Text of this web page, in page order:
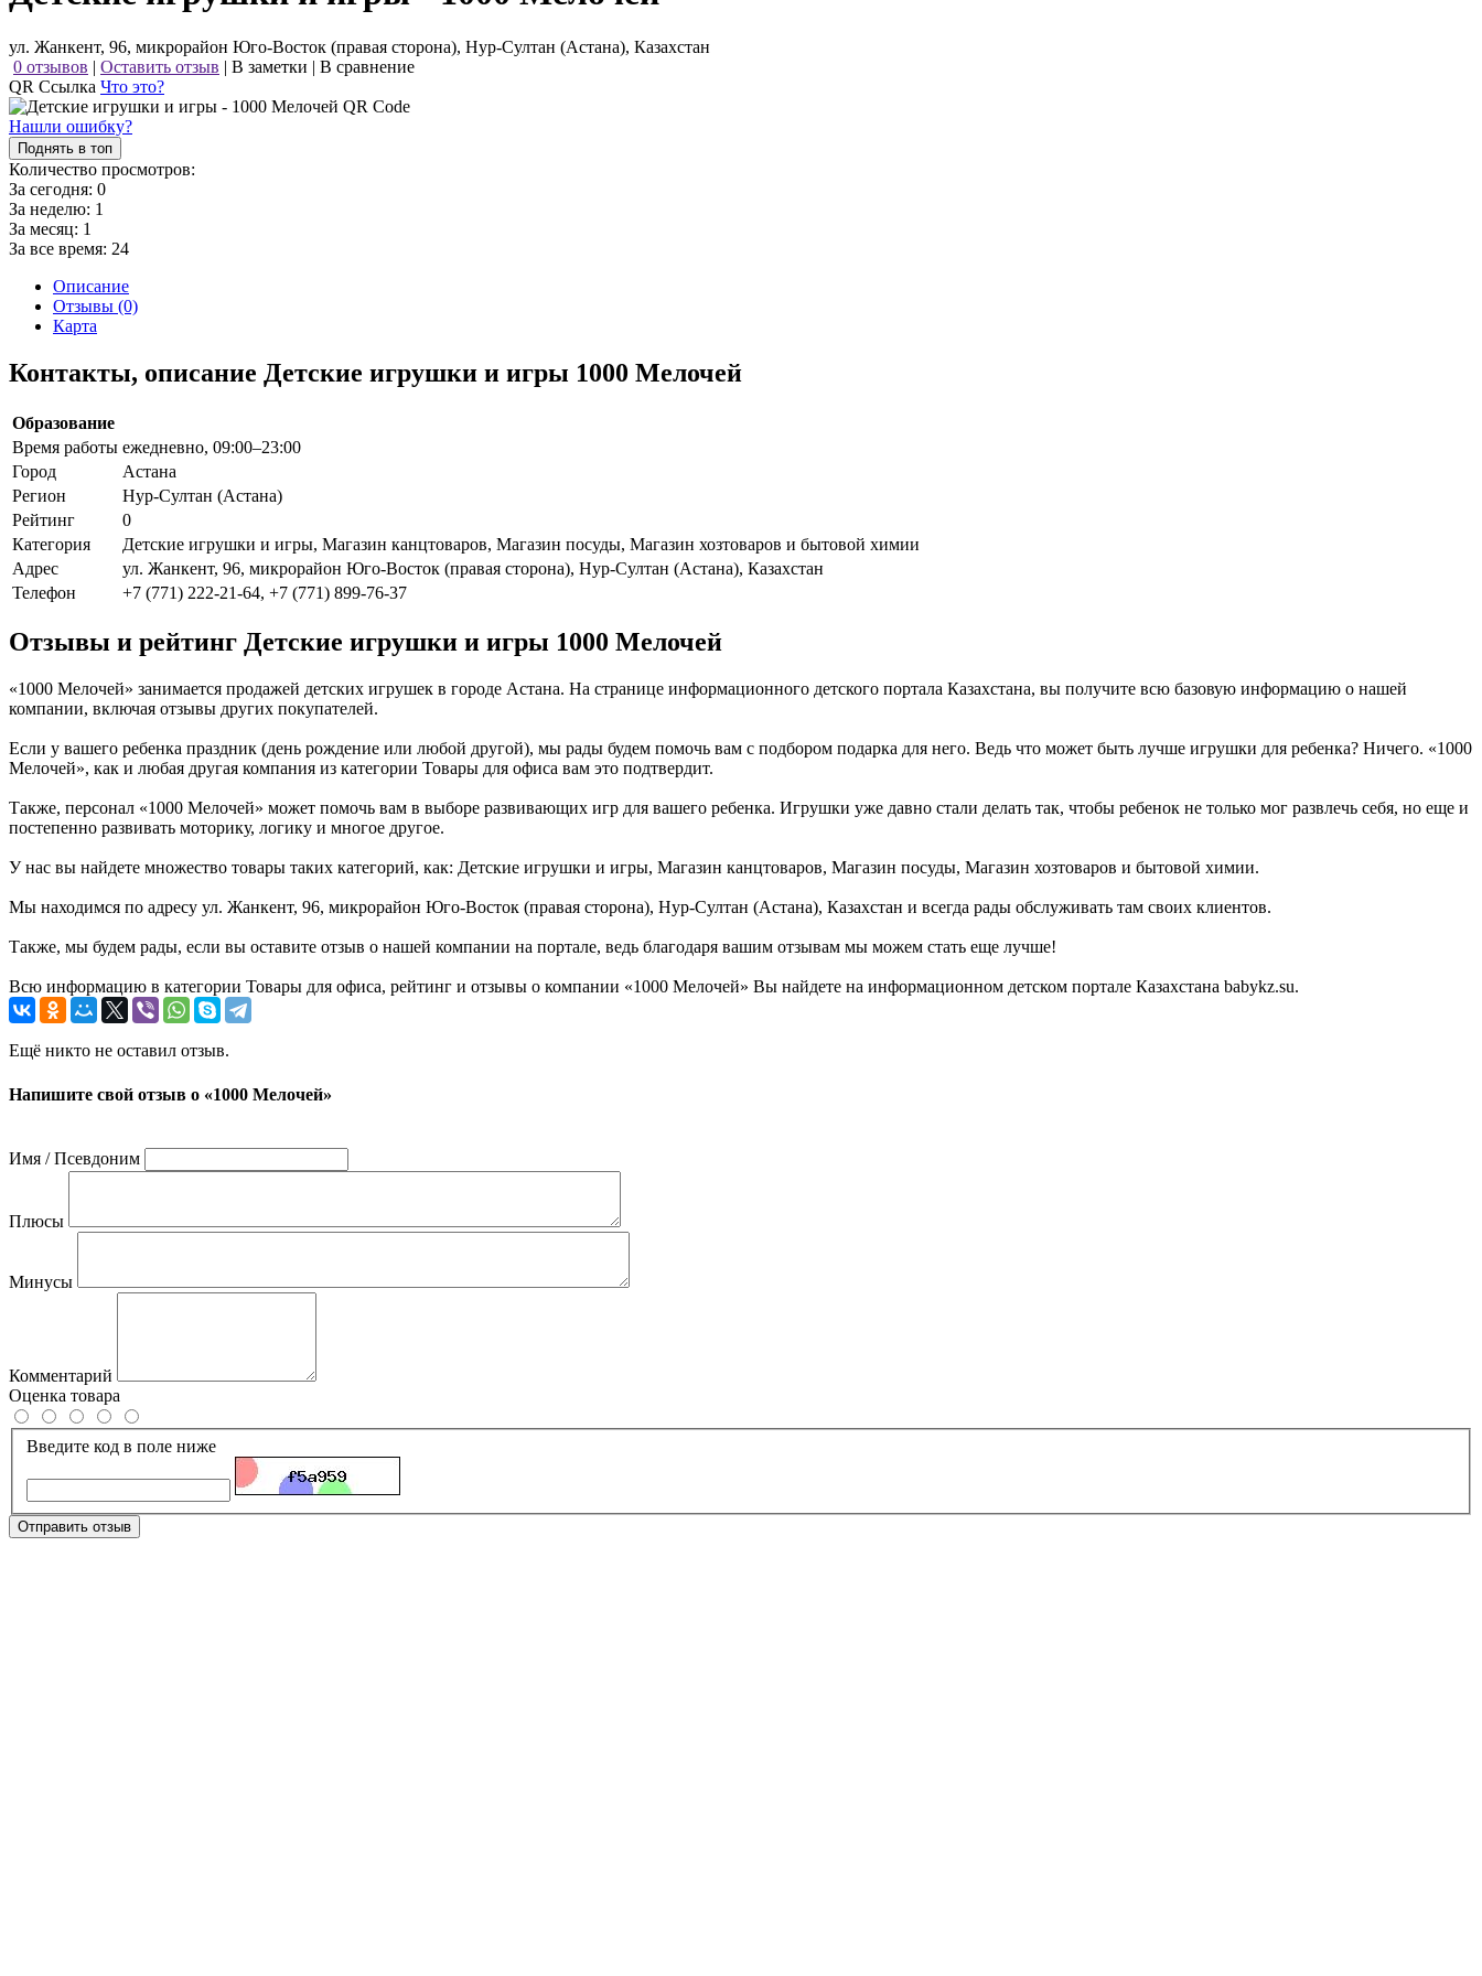
ул. Жанкент, 96, микрорайон Юго-Восток (правая сторона), Нур-Султан (Астана), Казахстан
0 отзывов | Оставить отзыв | В заметки | В сравнение
QR Ссылка Что это?
Нашли ошибку?
Поднять в топ
Количество просмотров:
За сегодня: 0
За неделю: 1
За месяц: 1
За все время: 24
Описание
Отзывы (0)
Карта
Контакты, описание Детские игрушки и игры 1000 Мелочей
Образование
Время работы ежедневно, 09:00–23:00
Город
Астана
Регион
Нур-Султан (Астана)
Рейтинг
0
Категория
Детские игрушки и игры, Магазин канцтоваров, Магазин посуды, Магазин хозтоваров и бытовой химии
Адрес
ул. Жанкент, 96, микрорайон Юго-Восток (правая сторона), Нур-Султан (Астана), Казахстан
Телефон
+7 (771) 222-21-64, +7 (771) 899-76-37
Отзывы и рейтинг Детские игрушки и игры 1000 Мелочей
«1000 Мелочей» занимается продажей детских игрушек в городе Астана. На странице информационного детского портала Казахстана, вы получите всю базовую информацию о нашей
компании, включая отзывы других покупателей.
Если у вашего ребенка праздник (день рождение или любой другой), мы рады будем помочь вам с подбором подарка для него. Ведь что может быть лучше игрушки для ребенка? Ничего. «1000
Мелочей», как и любая другая компания из категории Товары для офиса вам это подтвердит.
Также, персонал «1000 Мелочей» может помочь вам в выборе развивающих игр для вашего ребенка. Игрушки уже давно стали делать так, чтобы ребенок не только мог развлечь себя, но еще и
постепенно развивать моторику, логику и многое другое.
У нас вы найдете множество товары таких категорий, как: Детские игрушки и игры, Магазин канцтоваров, Магазин посуды, Магазин хозтоваров и бытовой химии.
Мы находимся по адресу ул. Жанкент, 96, микрорайон Юго-Восток (правая сторона), Нур-Султан (Астана), Казахстан и всегда рады обслуживать там своих клиентов.
Также, мы будем рады, если вы оставите отзыв о нашей компании на портале, ведь благодаря вашим отзывам мы можем стать еще лучше!
Всю информацию в категории Товары для офиса, рейтинг и отзывы о компании «1000 Мелочей» Вы найдете на информационном детском портале Казахстана babykz.su.
Ещё никто не оставил отзыв.
Напишите свой отзыв о «1000 Мелочей»
Имя / Псевдоним
Плюсы
Минусы
Комментарий
Оценка товара
Введите код в поле ниже
Отправить отзыв